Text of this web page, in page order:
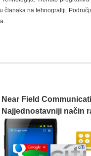
članaka na tehnografiji.
Near Field
Najjednostavniji način